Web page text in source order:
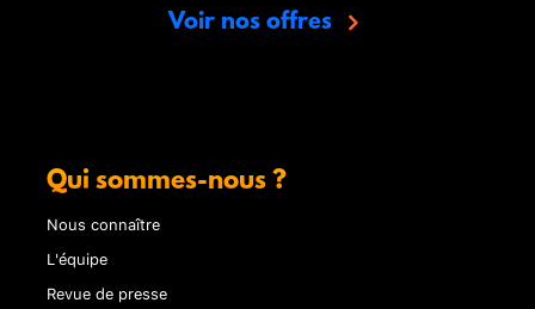
Voir nos offres
Qui sommes-nous ?
Nous connaître
L'équipe
Revue de presse